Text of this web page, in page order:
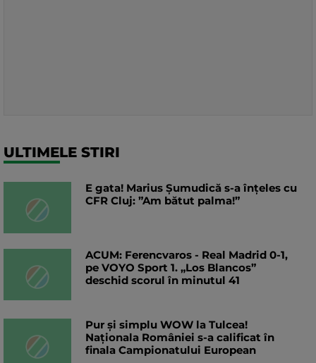
ULTIMELE STIRI
E gata! Marius Șumudică s-a înțeles cu
CFR Cluj: ”Am bătut palma!”
ACUM: Ferencvaros - Real Madrid 0-1,
pe VOYO Sport 1. „Los Blancos”
deschid scorul în minutul 41
Pur și simplu WOW la Tulcea!
Naționala României s-a calificat în
finala Campionatului European